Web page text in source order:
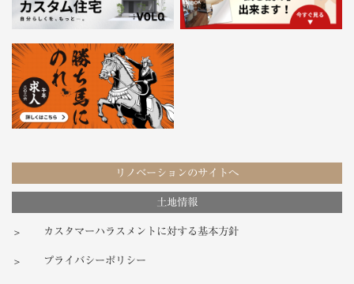
リノベーションのサイトへ
土地情報
カスタマーハラスメントに対する基本方針
プライバシーポリシー